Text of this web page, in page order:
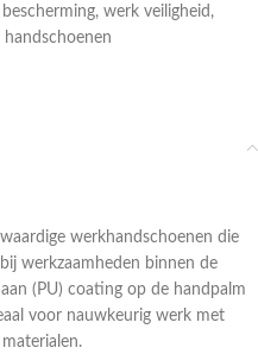
, werk veiligheid ,
werkhandschoenen die
werkzaamheden binnen de
(PU) coating op de handpalm
voor nauwkeurig werk met